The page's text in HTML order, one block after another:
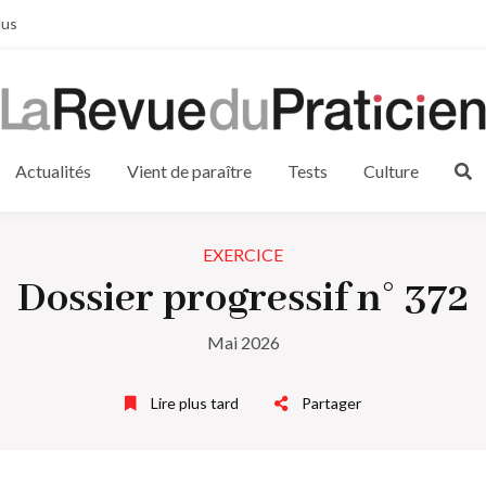
Actualités Vient de paraître Tests Culture
EXERCICE
Dossier progressif n° 372
Mai 2026
Lire plus tard Partager